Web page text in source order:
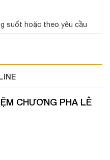
suốt hoặc theo yêu cầu
CHƯƠNG PHA LÊ